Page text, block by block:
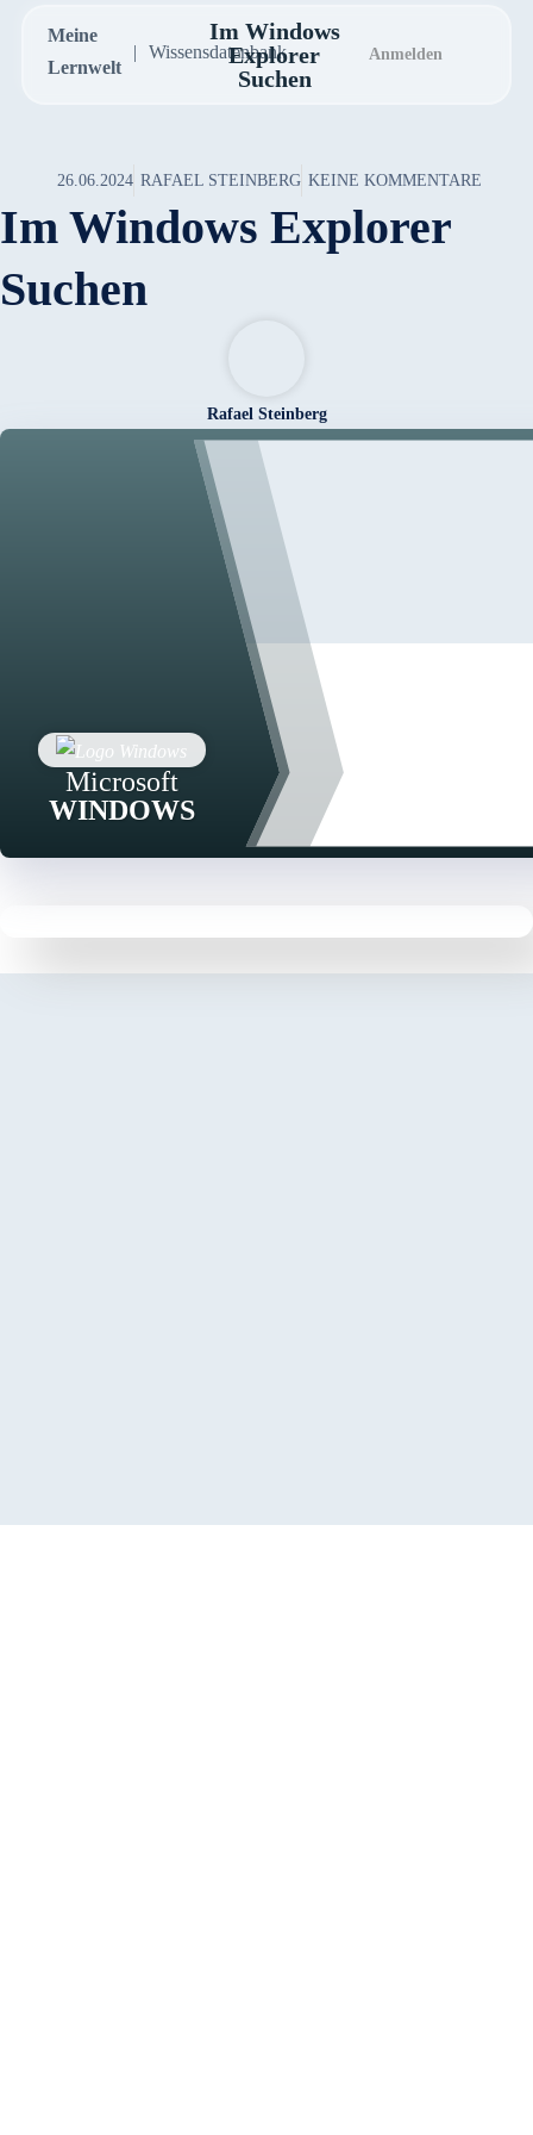
Meine
Lernwelt
Wissensdatenbank
Im Windows
Explorer
Suchen
Anmelden
26.06.2024 RAFAEL STEINBERG KEINE KOMMENTARE
Im Windows Explorer
Suchen
Rafael Steinberg
Microsoft
WINDOWS